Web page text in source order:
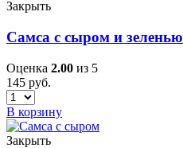
Закрыть
Самса с сыром и зеленью
Оценка 2.00 из 5
145 руб.
В корзину
Закрыть